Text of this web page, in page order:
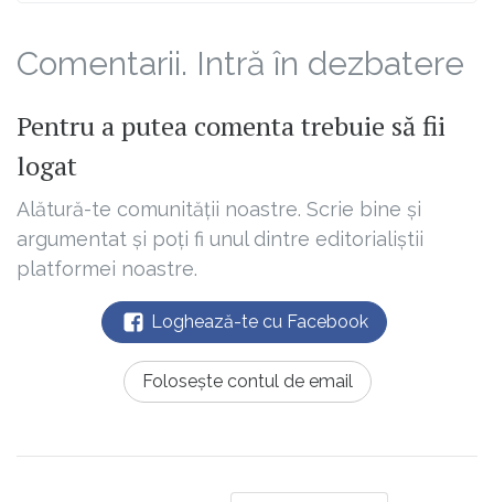
Comentarii. Intră în dezbatere
Pentru a putea comenta trebuie să fii
logat
Alătură-te comunității noastre. Scrie bine și
argumentat și poți fi unul dintre editorialiștii
platformei noastre.
Loghează-te cu Facebook
Folosește contul de email